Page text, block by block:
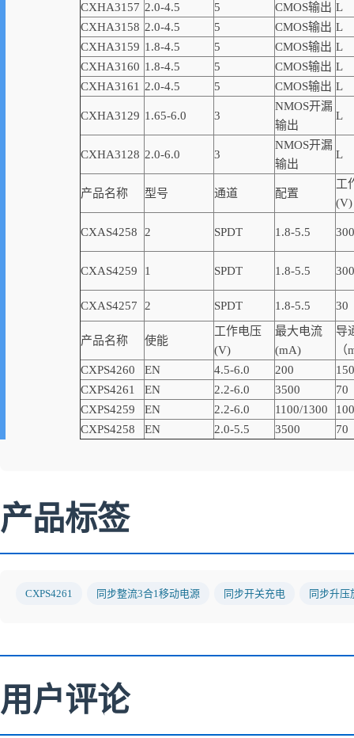
CXHA3157 2.0-4.5 5 CMOS输出 L
CXHA3158 2.0-4.5 5 CMOS输出 L
CXHA3159 1.8-4.5 5 CMOS输出 L
CXHA3160 1.8-4.5 5 CMOS输出 L
CXHA3161
2.0-4.5 5 CMOS输出 L
CXHA3129 1.65-6.0 3
NMOS开漏
输出
L
CXHA3128 2.0-6.0 3
NMOS开漏
输出
L
产品名称 型号 通道 配置
工
(V)
CXAS4258 2 SPDT 1.8-5.5 300
CXAS4259 1 SPDT 1.8-5.5 300
CXAS4257 2 SPDT 1.8-5.5 30
产品名称 使能
工作电压
(V)
最大电流
(mA)
导
CXPS4260
EN 4.5-6.0 200
CXPS4261
EN 2.2-6.0 3500
70
CXPS4259
EN 2.2-6.0 1100/1300
100
CXPS4258
EN 2.0-5.5 3500 70
产品标签
CXPS4261 同步整流3合1移动电源 同步开关充电 同步升压
用户评论